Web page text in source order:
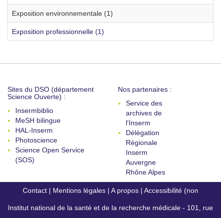
Exposition environnementale (1)
Exposition professionnelle (1)
Sites du DSO (département
Science Ouverte) :
Insermbiblio
MeSH bilingue
HAL-Inserm
Photoscience
Science Open Service
(SOS)
Nos partenaires :
Service des
archives de
l'Inserm
Délégation
Régionale
Inserm
Auvergne
Rhône Alpes
Contact | Mentions légales | A propos | Accessibilité (non
conforme)
Institut national de la santé et de la recherche médicale - 101, rue